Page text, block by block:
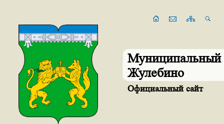
Муниципальный
Жулебино
Официальный сайт